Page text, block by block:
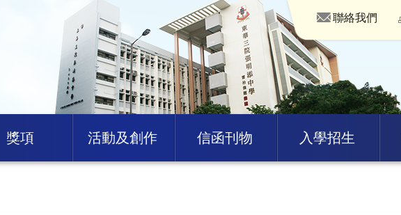
聯絡我們
獎項 活動及創作 信函刊物 入學招生